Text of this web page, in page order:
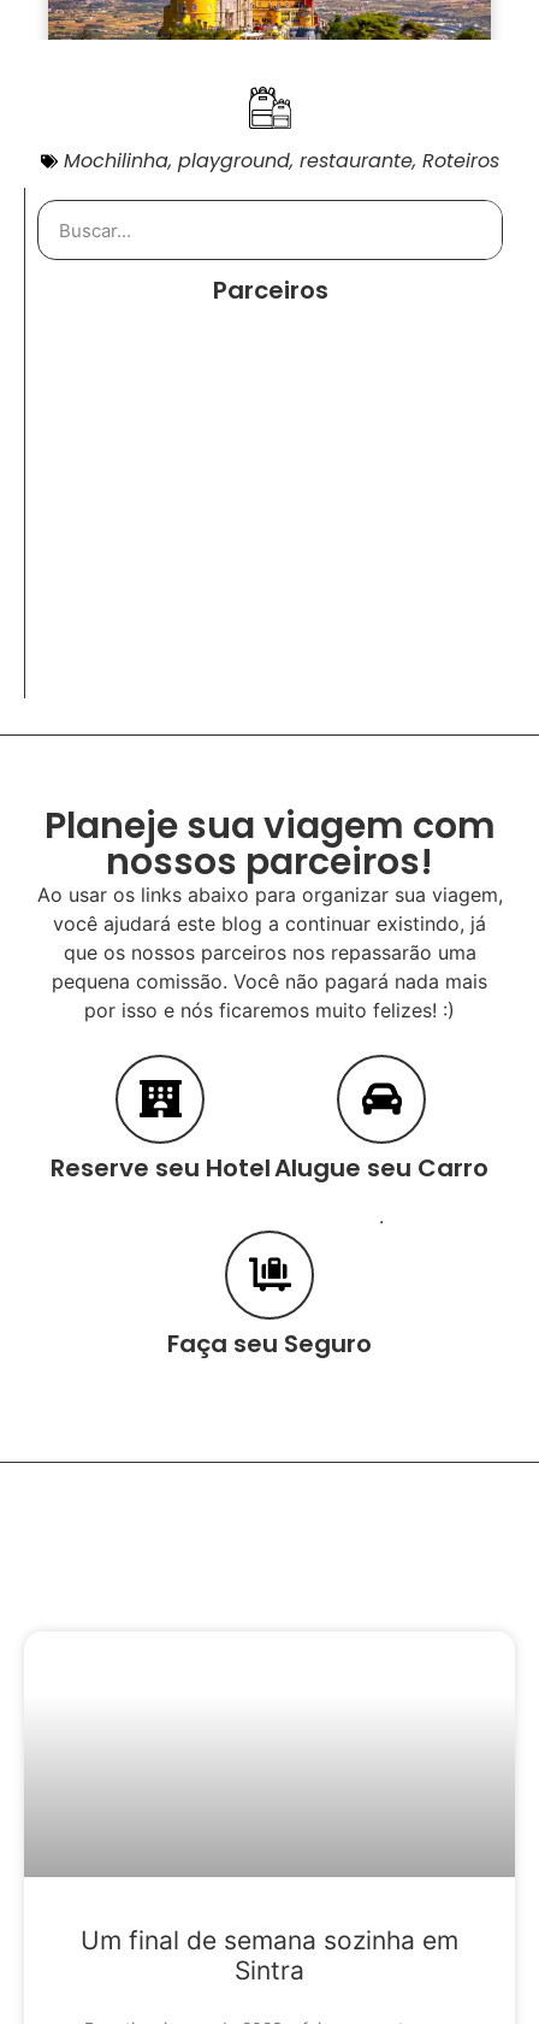
Mochilinha, playground, restaurante, Roteiros
Parceiros
Planeje sua viagem com
nossos parceiros!
Ao usar os links abaixo para organizar sua viagem,
você ajudará este blog a continuar existindo, já
que os nossos parceiros nos repassarão uma
pequena comissão. Você não pagará nada mais
por isso e nós ficaremos muito felizes! :)
Reserve seu HotelAlugue seu Carro
.
Faça seu Seguro
Um final de semana sozinha em
Sintra